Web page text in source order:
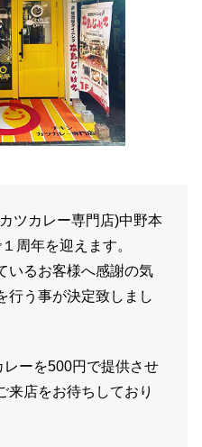
ツカレー専門店)中野本
周年を迎えます。
いるお客様へ感謝の気
行う事が決定致しまし
ーを500円で提供させ
来店をお待ちしており